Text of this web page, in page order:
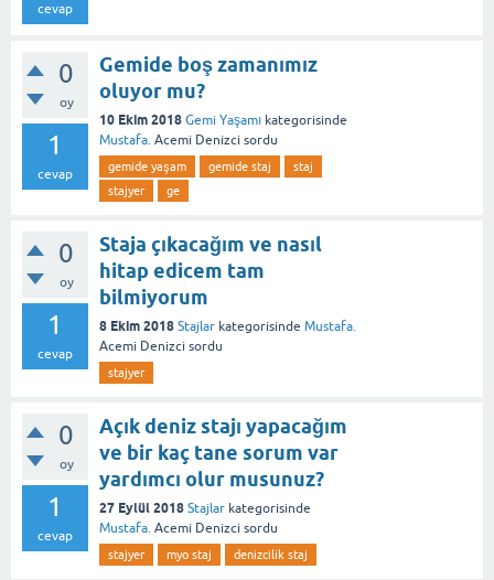
cevap
0
oy
1
cevap
Gemide boş zamanımız
oluyor mu?
10 Ekim 2018 Gemi Yaşamı kategorisinde
Mustafa. Acemi Denizci sordu
gemide yaşam gemide staj
staj
stajyer
ge
0
oy
1
cevap
Staja çıkacağım ve nasıl
hitap edicem tam
bilmiyorum
8 Ekim 2018 Stajlar kategorisinde Mustafa.
Acemi Denizci sordu
stajyer
0
oy
1
cevap
Açık deniz stajı yapacağım
ve bir kaç tane sorum var
yardımcı olur musunuz?
27 Eylül 2018 Stajlar kategorisinde
Mustafa. Acemi Denizci sordu
stajyer myo staj denizcilik staj